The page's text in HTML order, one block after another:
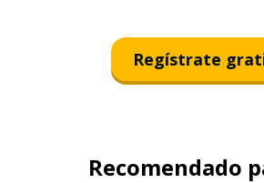
Regístrate
Recomendado